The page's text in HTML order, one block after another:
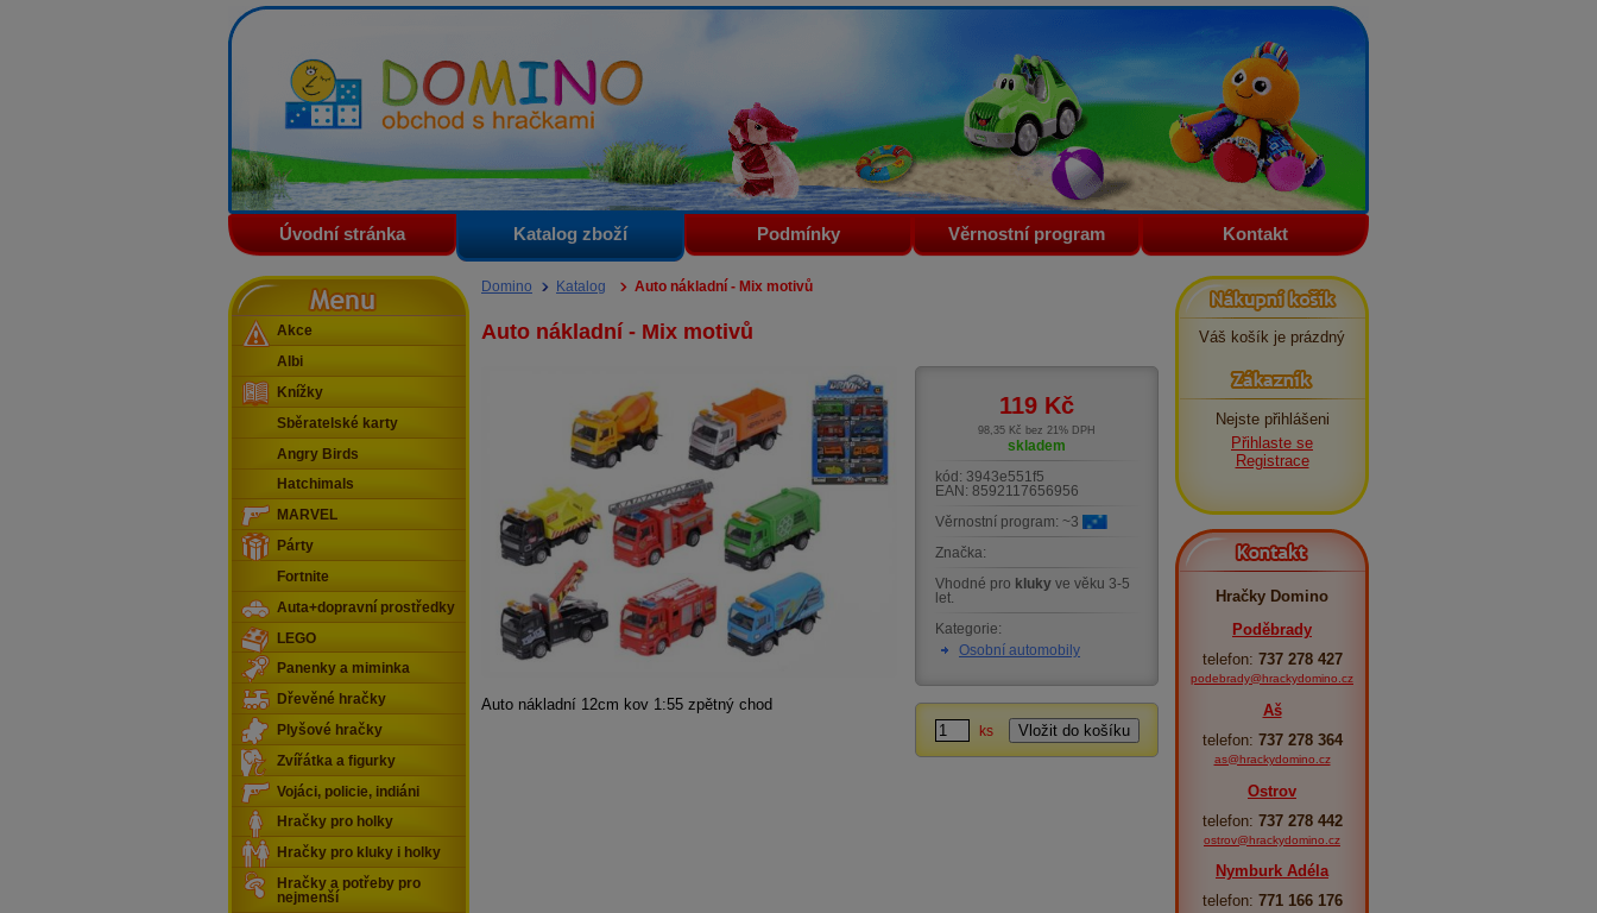
Domino - obchod s hračkami
Úvodní stránka Katalog zboží Podmínky Věrnostní program Kontakt
Domino Katalog Auto nákladní - Mix motivů
Auto nákladní - Mix motivů
Auto nákladní 12cm kov 1:55 zpětný chod
119 Kč
98,35 Kč bez 21% DPH
skladem
kód: 3943e551f5
EAN: 8592117656956
Věrnostní program: ~3
Značka:
Vhodné pro kluky ve věku 3-5
let.
Kategorie:
Osobní automobily
ks
Menu
Akce
Albi
Knížky
Sběratelské karty
Angry Birds
Hatchimals
MARVEL
Párty
Fortnite
Auta+dopravní prostředky
LEGO
Panenky a miminka
Dřevěné hračky
Plyšové hračky
Zvířátka a figurky
Vojáci, policie, indiáni
Hračky pro holky
Hračky pro kluky i holky
Hračky a potřeby pro
nejmenší
Nákupní košík
Váš košík je prázdný
Zákazník
Nejste přihlášeni
Přihlaste se
Registrace
Kontakt
Hračky Domino
Poděbrady
telefon: 737 278 427
podebrady@hrackydomino.cz
Aš
telefon: 737 278 364
as@hrackydomino.cz
Ostrov
telefon: 737 278 442
ostrov@hrackydomino.cz
Nymburk Adéla
telefon: 771 166 176